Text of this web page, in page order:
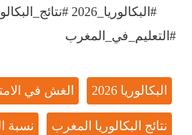
#التعليم_في_المغرب
البكالوريا 2026 الغش في
نتائج البكالوريا المغرب نسبة